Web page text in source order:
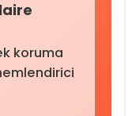
koruma